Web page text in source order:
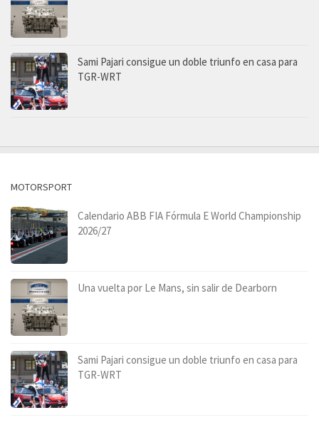
Sami Pajari consigue un doble triunfo en casa para
TGR-WRT
MOTORSPORT
Calendario ABB FIA Fórmula E World Championship
2026/27
Una vuelta por Le Mans, sin salir de Dearborn
Sami Pajari consigue un doble triunfo en casa para
TGR-WRT